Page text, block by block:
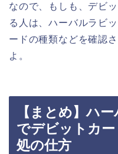
なので、もしも、デビ
る人は、ハーバルラビ
ードの種類などを確認
よ。
【まとめ】ハ
でデビットカ
処の仕方